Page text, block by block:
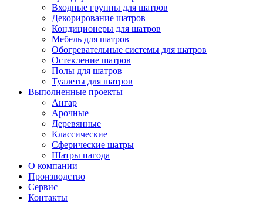
Входные группы для шатров
Декорирование шатров
Кондиционеры для шатров
Мебель для шатров
Обогревательные системы для шатров
Остекление шатров
Полы для шатров
Туалеты для шатров
Выполненные проекты
Ангар
Арочные
Деревянные
Классические
Сферические шатры
Шатры пагода
О компании
Производство
Сервис
Контакты